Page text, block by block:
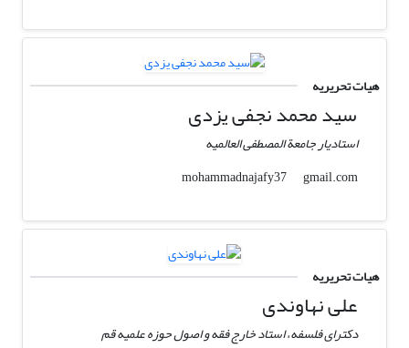
هیات تحریریه
سید محمد نجفی یزدی
استادیار جامعة المصطفی العالمیه
mohammadnajafy37
gmail.com
هیات تحریریه
علی نهاوندی
دکترای فلسفه، استاد خارج فقه و اصول حوزه علمیه قم